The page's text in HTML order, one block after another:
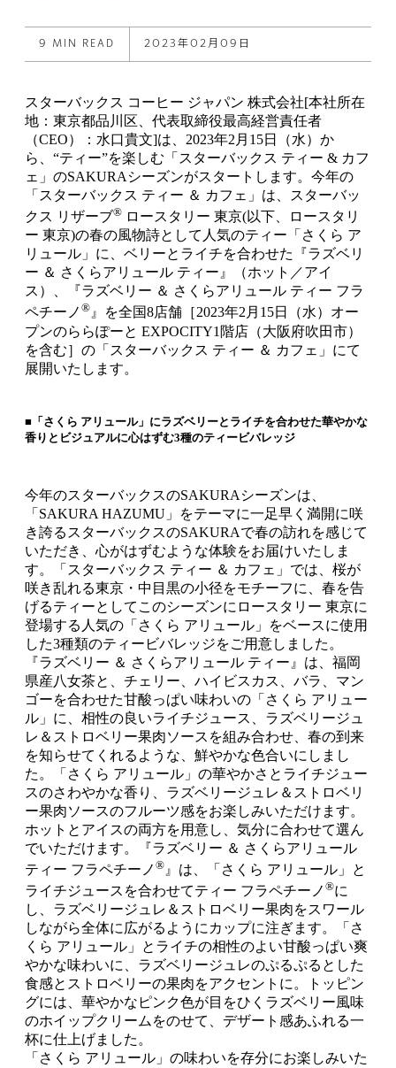
X
Facebook
9 MIN READ 2023年02月09日
スターバックス コーヒー ジャパン 株式会社[本社所在
地：東京都品川区、代表取締役最高経営責任者
（CEO）：水口貴文]は、2023年2月15日（水）か
ら、“ティー”を楽しむ「スターバックス ティー & カフ
ェ」のSAKURAシーズンがスタートします。今年の
「スターバックス ティー ＆ カフェ」は、スターバッ
クス リザーブ® ロースタリー 東京(以下、ロースタリ
ー 東京)の春の風物詩として人気のティー「さくら ア
リュール」に、ベリーとライチを合わせた『ラズベリ
ー ＆ さくらアリュール ティー』（ホット／アイ
ス）、『ラズベリー ＆ さくらアリュール ティー フラ
ペチーノ ®』を全国8店舗［2023年2月15日（水）オー
プンのららぽーと EXPOCITY1階店（大阪府吹田市）
を含む］の「スターバックス ティー ＆ カフェ」にて
展開いたします。
■「さくら アリュール」にラズベリーとライチを合わせた華やかな
香りとビジュアルに心はずむ3種のティービバレッジ
今年のスターバックスのSAKURAシーズンは、
「SAKURA HAZUMU」をテーマに一足早く満開に咲
き誇るスターバックスのSAKURAで春の訪れを感じて
いただき、心がはずむような体験をお届けいたしま
す。「スターバックス ティー ＆ カフェ」では、桜が
咲き乱れる東京・中目黒の小径をモチーフに、春を告
げるティーとしてこのシーズンにロースタリー 東京に
登場する人気の「さくら アリュール」をベースに使用
した3種類のティービバレッジをご用意しました。
『ラズベリー ＆ さくらアリュール ティー』は、福岡
県産八女茶と、チェリー、ハイビスカス、バラ、マン
ゴーを合わせた甘酸っぱい味わいの「さくら アリュー
ル」に、相性の良いライチジュース、ラズベリージュ
レ＆ストロベリー果肉ソースを組み合わせ、春の到来
を知らせてくれるような、鮮やかな色合いにしまし
た。「さくら アリュール」の華やかさとライチジュー
スのさわやかな香り、ラズベリージュレ＆ストロベリ
ー果肉ソースのフルーツ感をお楽しみいただけます。
ホットとアイスの両方を用意し、気分に合わせて選ん
でいただけます。『ラズベリー ＆ さくらアリュール
ティー フラペチーノ ® 』は、「さくら アリュール」と
ライチジュースを合わせてティー フラペチーノ ®に
し、ラズベリージュレ＆ストロベリー果肉をスワール
しながら全体に広がるようにカップに注ぎます。「さ
くら アリュール」とライチの相性のよい甘酸っぱい爽
やかな味わいに、ラズベリージュレのぷるぷるとした
食感とストロベリーの果肉をアクセントに。トッピン
グには、華やかなピンク色が目をひくラズベリー風味
のホイップクリームをのせて、デザート感あふれる一
杯に仕上げました。
「さくら アリュール」の味わいを存分にお楽しみいた